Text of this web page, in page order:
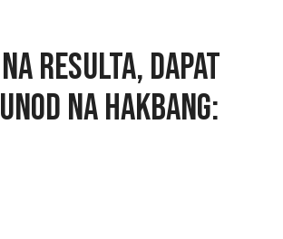
RESULTA, DAPAT
NA HAKBANG: